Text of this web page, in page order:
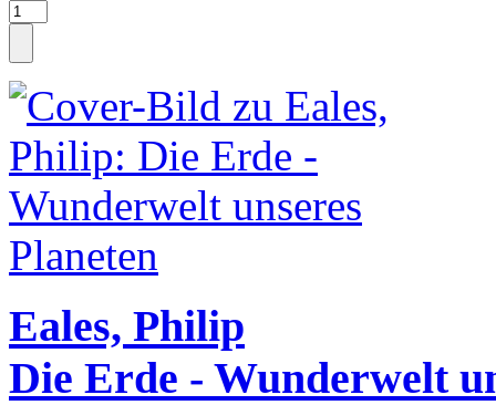
Eales, Philip
Die Erde - Wunderwelt